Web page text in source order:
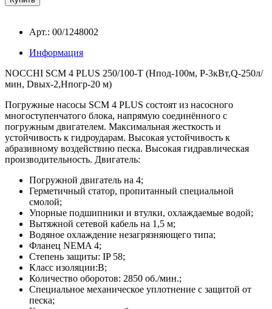
Арт.: 00/1248002
Информация
NOCCHI SCM 4 PLUS 250/100-T (Hпод-100м, P-3кВт,Q-250л/
мин, Dвых-2,Hпогр-20 м)
Погружные насосы SCM 4 PLUS состоят из насосного
многоступенчатого блока, напрямую соединённого с
погружным двигателем. Максимальная жесткость и
устойчивость к гидроударам. Высокая устойчивость к
абразивному воздействию песка. Высокая гидравлическая
производительность. Двигатель:
Погружной двигатель на 4;
Герметичный статор, пропитанный специальной
смолой;
Упорные подшипники и втулки, охлаждаемые водой;
Вытяжной сетевой кабель на 1,5 м;
Водяное охлаждение незагрязняющего типа;
Фланец NEMA 4;
Степень защиты: IP 58;
Класс изоляции:В;
Количество оборотов: 2850 об./мин.;
Специальное механическое уплотнение с защитой от
песка;